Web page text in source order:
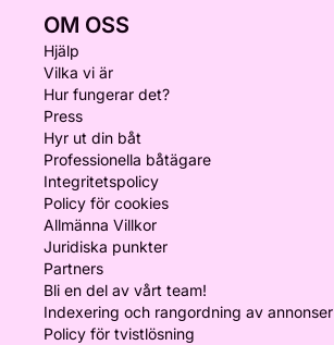
OM OSS
Hjälp
Vilka vi är
Hur fungerar det?
Press
Hyr ut din båt
Professionella båtägare
Integritetspolicy
Policy för cookies
Allmänna Villkor
Juridiska punkter
Partners
Bli en del av vårt team!
Indexering och rangordning av annonser
Policy för tvistlösning